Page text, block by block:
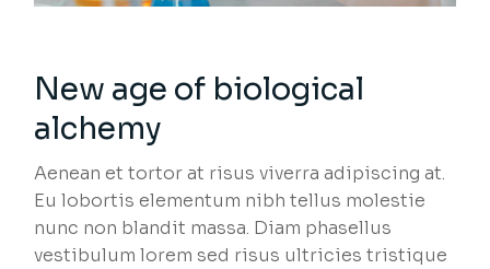
New age of biological
alchemy
Aenean et tortor at risus viverra adipiscing at.
Eu lobortis elementum nibh tellus molestie
nunc non blandit massa. Diam phasellus
vestibulum lorem sed risus ultricies tristique